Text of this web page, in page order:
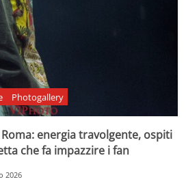
Photogallery
energia travolgente, ospiti
che fa impazzire i fan
2026